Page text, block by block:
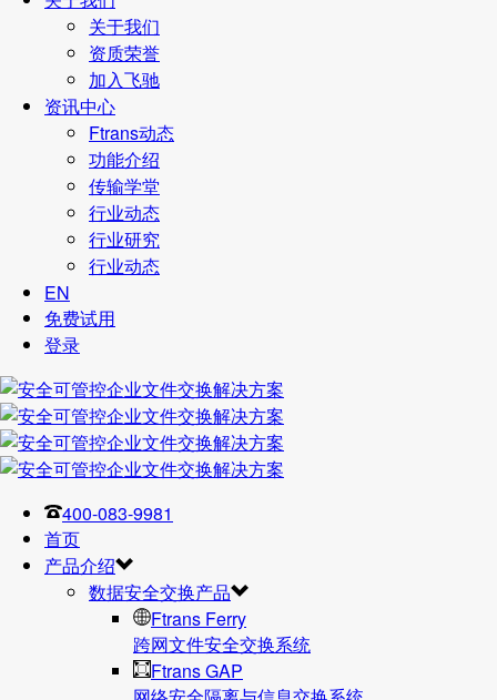
关于我们
资质荣誉
加入飞驰
资讯中心
Ftrans动态
功能介绍
传输学堂
行业动态
行业研究
行业动态
EN
免费试用
登录
400-083-9981
首页
产品介绍
数据安全交换产品
Ftrans Ferry
跨网文件安全交换系统
Ftrans GAP